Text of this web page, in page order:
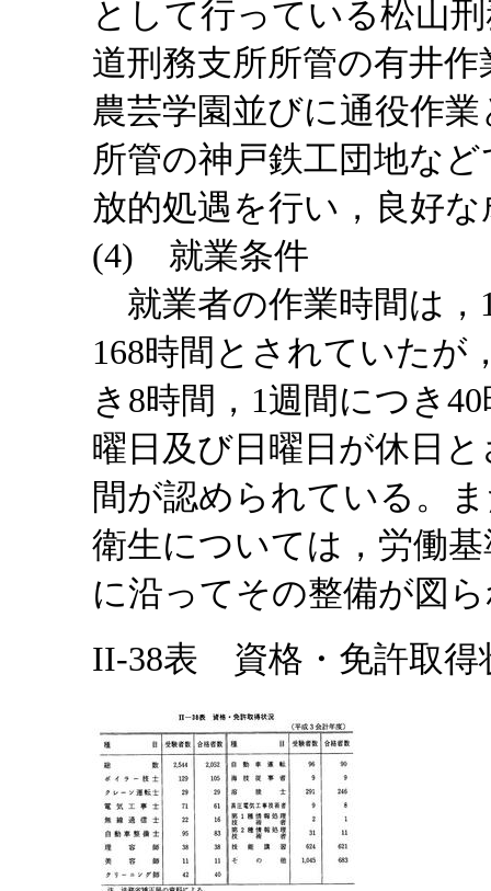
として行っている松山
道刑務支所所管の有井
農芸学園並びに通役作
所管の神戸鉄工団地な
放的処遇を行い，良好
(4) 就業条件
就業者の作業時間は，
168時間とされていたが
き8時間，1週間につき
曜日及び日曜日が休日
間が認められている。
衛生については，労働
に沿ってその整備が図
II-38表 資格・免許取得